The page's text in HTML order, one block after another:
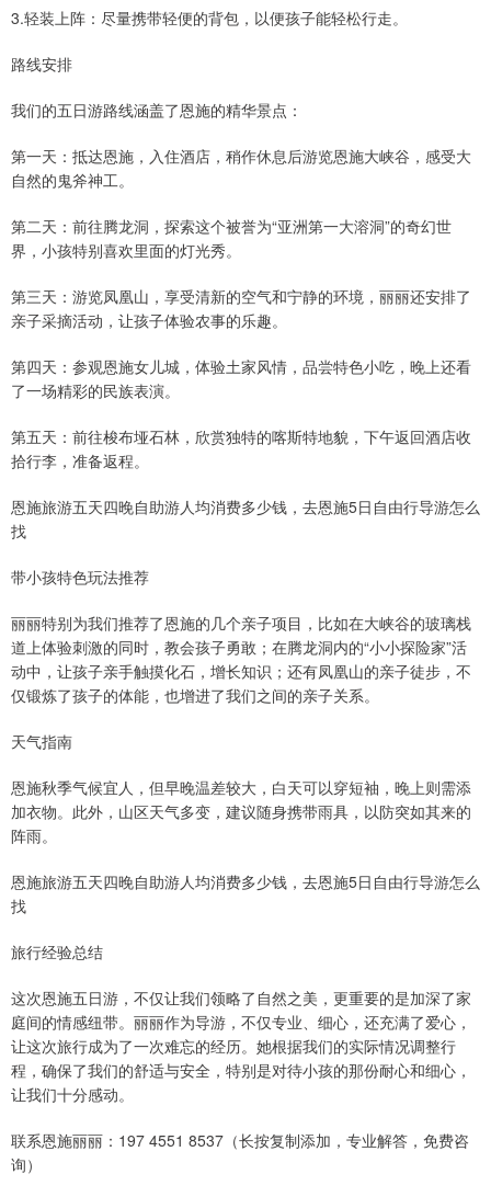
3.轻装上阵：尽量携带轻便的背包，以便孩子能轻松行走。
路线安排
我们的五日游路线涵盖了恩施的精华景点：
第一天：抵达恩施，入住酒店，稍作休息后游览恩施大峡谷，感受大
自然的鬼斧神工。
第二天：前往腾龙洞，探索这个被誉为“亚洲第一大溶洞”的奇幻世
界，小孩特别喜欢里面的灯光秀。
第三天：游览凤凰山，享受清新的空气和宁静的环境，丽丽还安排了
亲子采摘活动，让孩子体验农事的乐趣。
第四天：参观恩施女儿城，体验土家风情，品尝特色小吃，晚上还看
了一场精彩的民族表演。
第五天：前往梭布垭石林，欣赏独特的喀斯特地貌，下午返回酒店收
拾行李，准备返程。
恩施旅游五天四晚自助游人均消费多少钱，去恩施5日自由行导游怎么
找
带小孩特色玩法推荐
丽丽特别为我们推荐了恩施的几个亲子项目，比如在大峡谷的玻璃栈
道上体验刺激的同时，教会孩子勇敢；在腾龙洞内的“小小探险家”活
动中，让孩子亲手触摸化石，增长知识；还有凤凰山的亲子徒步，不
仅锻炼了孩子的体能，也增进了我们之间的亲子关系。
天气指南
恩施秋季气候宜人，但早晚温差较大，白天可以穿短袖，晚上则需添
加衣物。此外，山区天气多变，建议随身携带雨具，以防突如其来的
阵雨。
恩施旅游五天四晚自助游人均消费多少钱，去恩施5日自由行导游怎么
找
旅行经验总结
这次恩施五日游，不仅让我们领略了自然之美，更重要的是加深了家
庭间的情感纽带。丽丽作为导游，不仅专业、细心，还充满了爱心，
让这次旅行成为了一次难忘的经历。她根据我们的实际情况调整行
程，确保了我们的舒适与安全，特别是对待小孩的那份耐心和细心，
让我们十分感动。
联系恩施丽丽：197 4551 8537（长按复制添加，专业解答，免费咨
询）